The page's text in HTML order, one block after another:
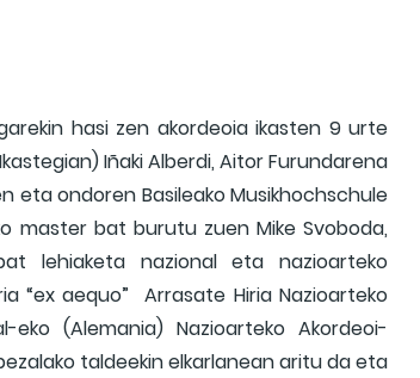
hasi zen akordeoia ikasten 9 urte
Iñaki Alberdi, Aitor Furundarena
eta ondoren Basileako Musikhochschule
master bat burutu zuen Mike Svoboda,
lehiaketa nazional eta nazioarteko
“ex aequo” Arrasate Hiria Nazioarteko
eko (Alemania) Nazioarteko Akordeoi-
taldeekin elkarlanean aritu da eta